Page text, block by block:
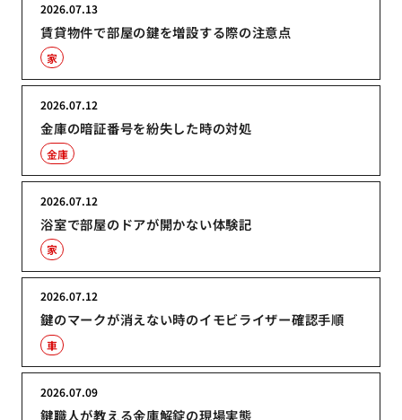
賃貸物件で部屋の鍵を増設する際の注意点
2026.07.13
家
金庫の暗証番号を紛失した時の対処
2026.07.12
金庫
浴室で部屋のドアが開かない体験記
2026.07.12
家
鍵のマークが消えない時のイモビライザー確認手順
2026.07.12
車
鍵職人が教える金庫解錠の現場実態
2026.07.09